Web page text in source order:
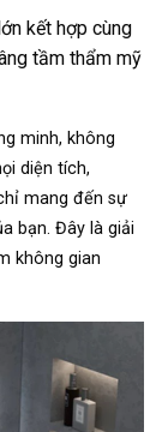
kết hợp cùng
tầm thẩm mỹ
minh, không
diện tích,
mang đến sự
bạn. Đây là giải
không gian